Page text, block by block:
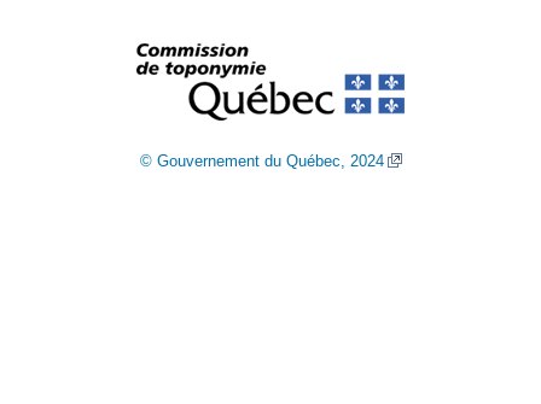
© Gouvernement du Québec, 2024